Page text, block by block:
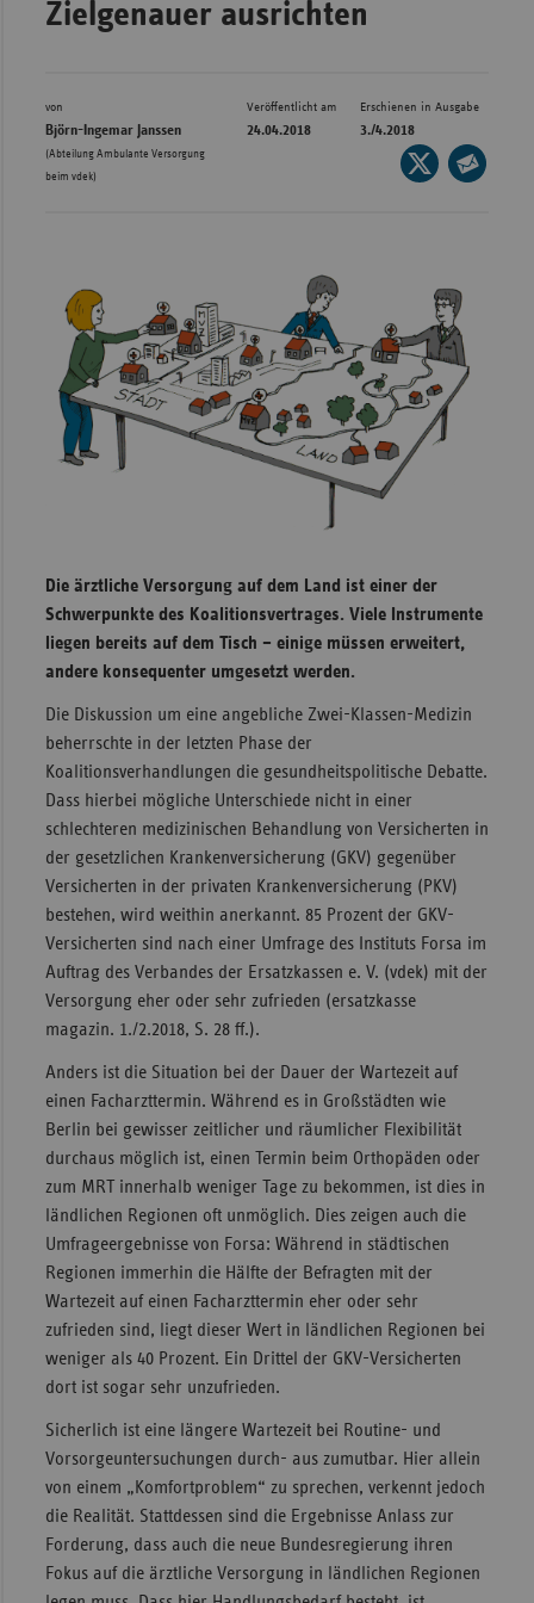
Zielgenauer ausrichten
von
Björn-Ingemar Janssen
(Abteilung Ambulante Versorgung
beim vdek)
Veröffentlicht am
24.04.2018
Erschienen in Ausgabe
3./4.2018
Seite
auf
Die ärztliche Versorgung auf dem Land ist einer der
Schwerpunkte des Koalitionsvertrages. Viele Instrumente
liegen bereits auf dem Tisch – einige müssen erweitert,
andere konsequenter umgesetzt werden.
Die Diskussion um eine angebliche Zwei-Klassen-Medizin
beherrschte in der letzten Phase der
Koalitionsverhandlungen die gesundheitspolitische Debatte.
Dass hierbei mögliche Unterschiede nicht in einer
schlechteren medizinischen Behandlung von Versicherten in
der gesetzlichen Krankenversicherung (GKV) gegenüber
Versicherten in der privaten Krankenversicherung (PKV)
bestehen, wird weithin anerkannt. 85 Prozent der GKV-
Versicherten sind nach einer Umfrage des Instituts Forsa im
Auftrag des Verbandes der Ersatzkassen e. V. (vdek) mit der
Versorgung eher oder sehr zufrieden (ersatzkasse
magazin. 1./2.2018, S. 28 ff.).
Anders ist die Situation bei der Dauer der Wartezeit auf
einen Facharzttermin. Während es in Großstädten wie
Berlin bei gewisser zeitlicher und räumlicher Flexibilität
durchaus möglich ist, einen Termin beim Orthopäden oder
zum MRT innerhalb weniger Tage zu bekommen, ist dies in
ländlichen Regionen oft unmöglich. Dies zeigen auch die
Umfrageergebnisse von Forsa: Während in städtischen
Regionen immerhin die Hälfte der Befragten mit der
Wartezeit auf einen Facharzttermin eher oder sehr
zufrieden sind, liegt dieser Wert in ländlichen Regionen bei
weniger als 40 Prozent. Ein Drittel der GKV-Versicherten
dort ist sogar sehr unzufrieden.
Sicherlich ist eine längere Wartezeit bei Routine- und
Vorsorgeuntersuchungen durch- aus zumutbar. Hier allein
von einem „Komfortproblem“ zu sprechen, verkennt jedoch
die Realität. Stattdessen sind die Ergebnisse Anlass zur
Forderung, dass auch die neue Bundesregierung ihren
Fokus auf die ärztliche Versorgung in ländlichen Regionen